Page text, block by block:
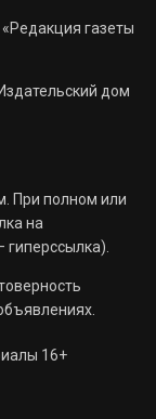
газеты
дом
При полном или
на
гиперссылка).
16+